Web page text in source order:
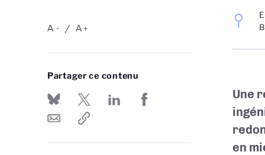
-
A +
A
Partager ce contenu
Une
en